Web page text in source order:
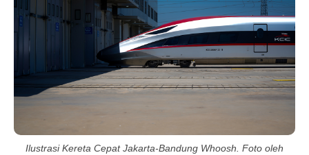
Ilustrasi Kereta Cepat Jakarta-Bandung Whoosh. Foto oleh